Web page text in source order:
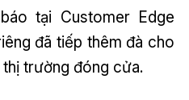
tại Customer Edge
đã tiếp thêm đà cho
trường đóng cửa.